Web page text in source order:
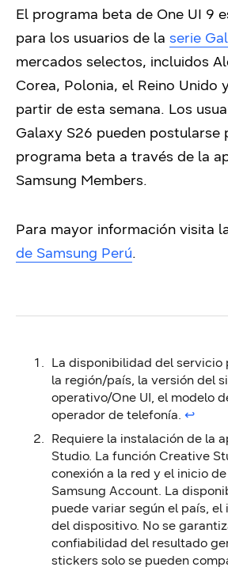
El programa beta de One UI 9
para los usuarios de la serie
mercados selectos, incluidos
Corea, Polonia, el Reino Unido
partir de esta semana. Los
Galaxy S26 pueden postularse
programa beta a través de la
Samsung Members.
Para mayor información visita
de Samsung Perú.
La disponibilidad del servicio
la región/país, la versión del
operativo/One UI, el modelo
operador de telefonía. ↩︎
Requiere la instalación de la
Studio. La función Creative
conexión a la red y el inicio
Samsung Account. La
puede variar según el país, el
del dispositivo. No se
confiabilidad del resultado
stickers solo se pueden